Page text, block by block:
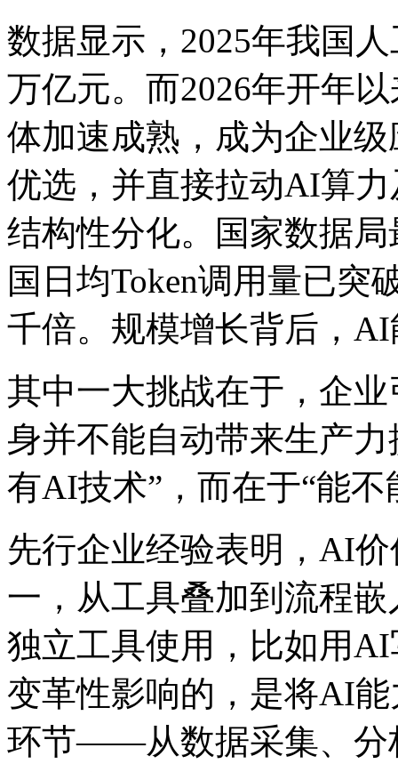
数据显示，2025年我
万亿元。而2026年开年以
体加速成熟，成为企业
优选，并直接拉动AI
结构性分化。国家数据局最
国日均Token调用量已突
千倍。规模增长背后
其中一大挑战在于，企
身并不能自动带来生产
有AI技术”，而在于“能
先行企业经验表明，AI
一，从工具叠加到流
独立工具使用，比如用
变革性影响的，是将
环节——从数据采集、分